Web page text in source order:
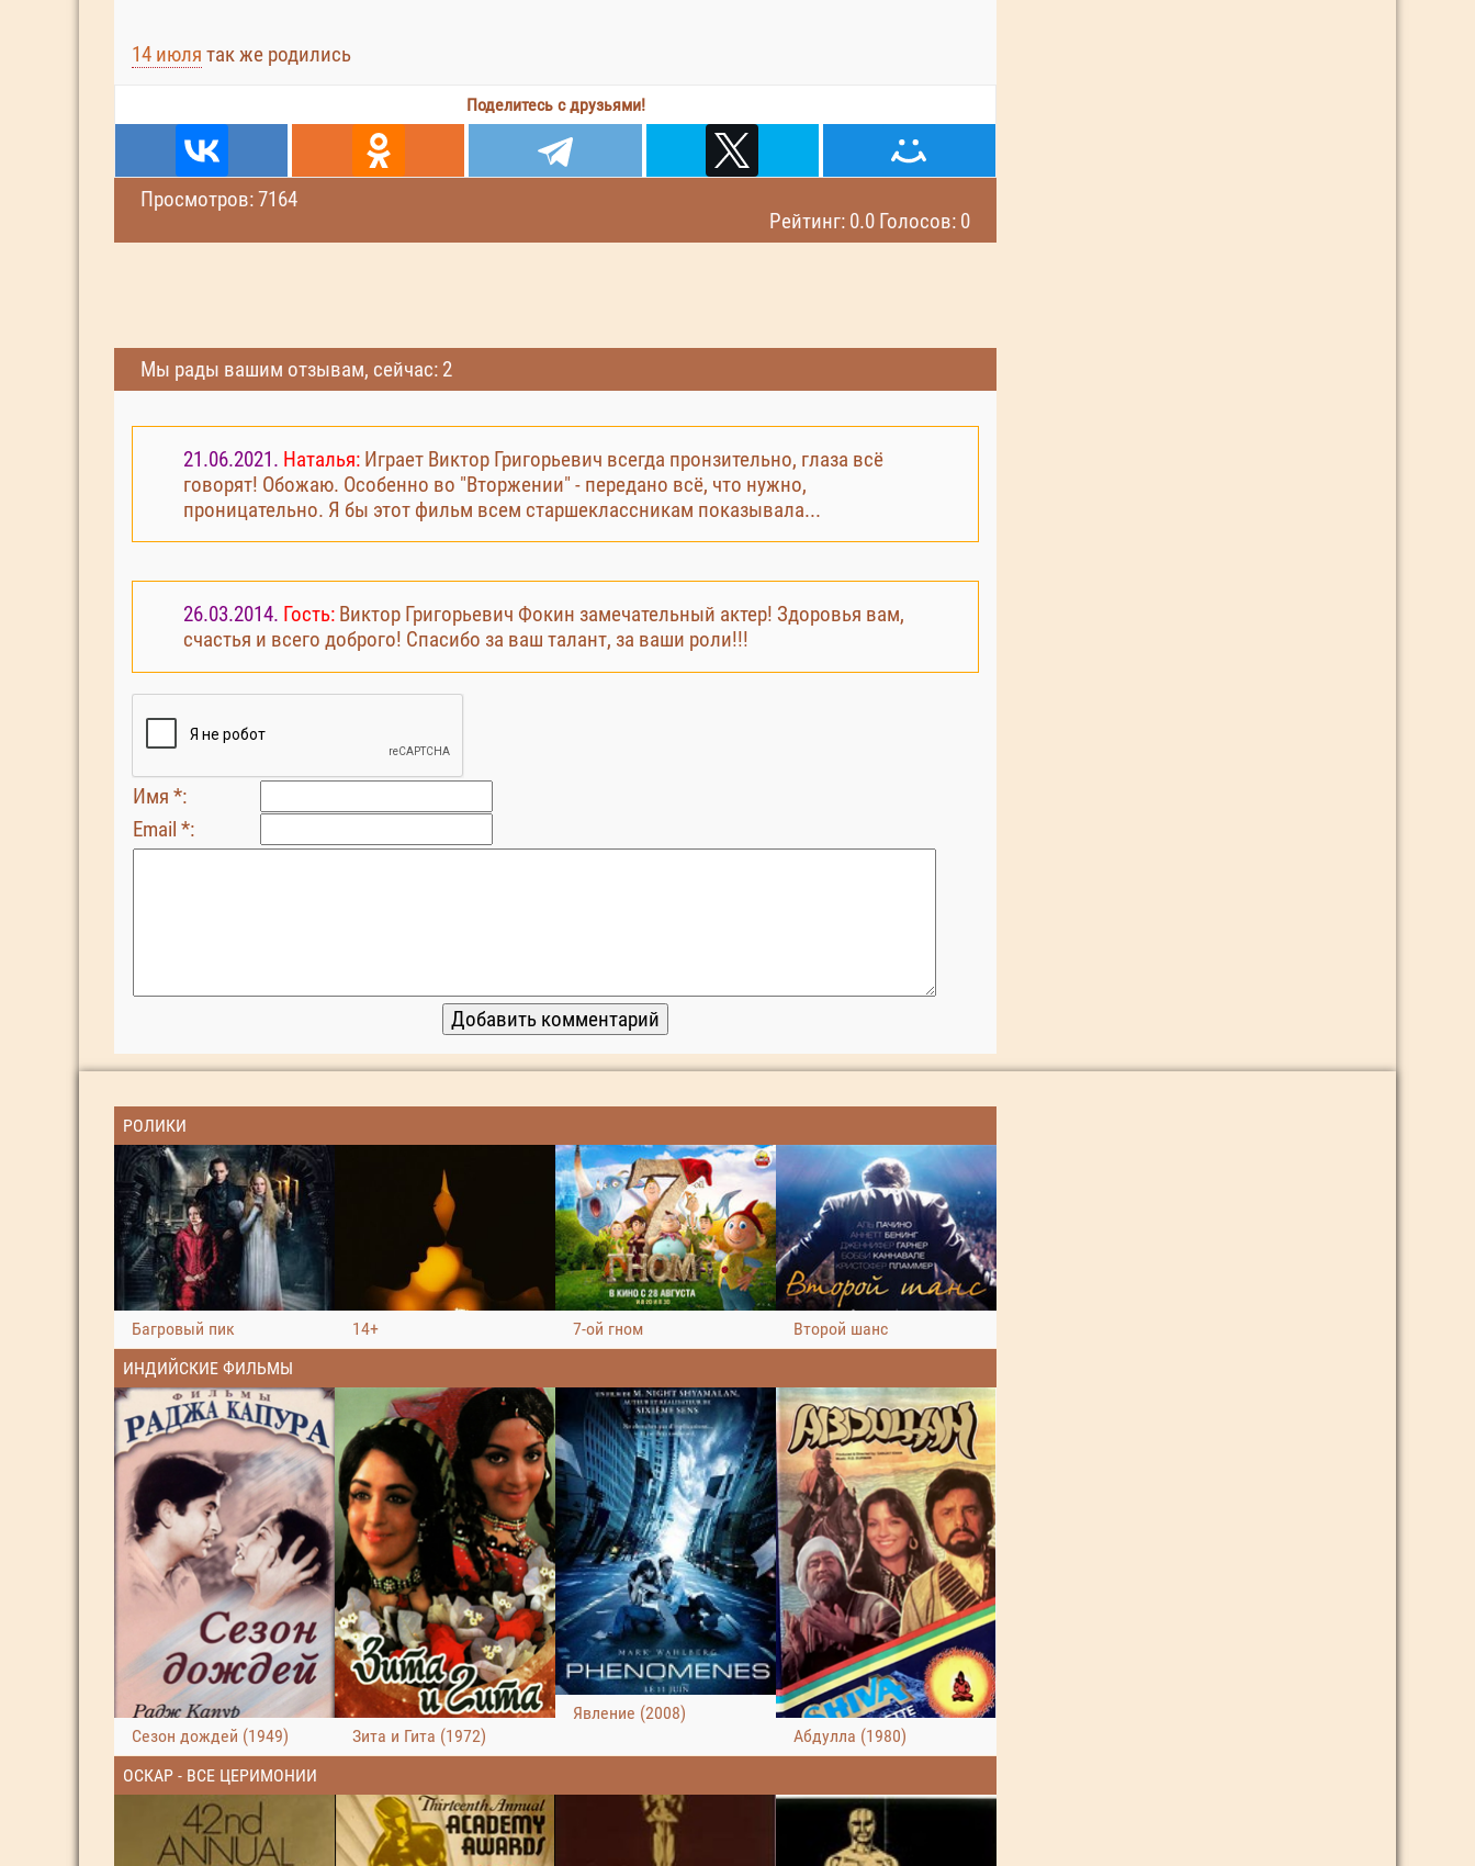
14 июля так же родились
Поделитесь с друзьями!
Просмотров: 7164
Рейтинг: 0.0 Голосов: 0
Мы рады вашим отзывам, сейчас: 2
21.06.2021. Наталья: Играет Виктор Григорьевич всегда пронзительно, глаза всё
говорят! Обожаю. Особенно во "Вторжении" - передано всё, что нужно,
проницательно. Я бы этот фильм всем старшеклассникам показывала...
26.03.2014. Гость: Виктор Григорьевич Фокин замечательный актер! Здоровья вам,
счастья и всего доброго! Спасибо за ваш талант, за ваши роли!!!
Имя *:
Email *:
РОЛИКИ
Багровый пик 14+ 7-ой гном
Второй шанс
ИНДИЙСКИЕ ФИЛЬМЫ
Сезон дождей (1949) Зита и Гита (1972)
Явление (2008)
Абдулла (1980)
ОСКАР - ВСЕ ЦЕРИМОНИИ